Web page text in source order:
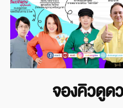
จองคิวดูด